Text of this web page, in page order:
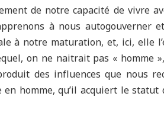
de notre capacité de vivre
à nous autogouverner
à notre maturation, et, ici, elle
on ne naitrait pas « homme
des influences que nous
homme, qu’il acquiert le